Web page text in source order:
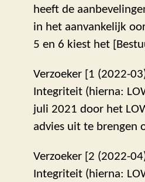
heeft de
in het aanvankelijk
5 en 6 kiest het
Verzoeker [1 (2022-
Integriteit (hierna:
juli 2021 door het
advies uit te brengen
Verzoeker [2 (2022-
Integriteit (hierna: